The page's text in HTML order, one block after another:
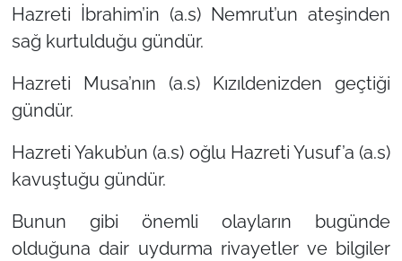
Hazreti İbrahim’in (a.s) Nemrut’un ateşinden
sağ kurtulduğu gündür.
Hazreti Musa’nın (a.s) Kızıldenizden geçtiği
gündür.
Hazreti Yakub’un (a.s) oğlu Hazreti Yusuf’a (a.s)
kavuştuğu gündür.
Bunun gibi önemli olayların bugünde
olduğuna dair uydurma rivayetler ve bilgiler